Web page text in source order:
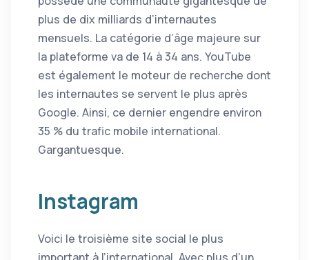
plus de dix milliards d’internautes
mensuels. La catégorie d’âge majeure sur
la plateforme va de 14 à 34 ans. YouTube
est également le moteur de recherche dont
les internautes se servent le plus après
Google. Ainsi, ce dernier engendre environ
35 % du trafic mobile international.
Gargantuesque.
Instagram
Voici le troisième site social le plus